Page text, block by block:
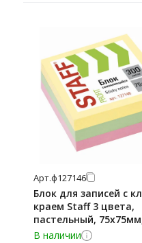
Арт.ф127146
Блок для записей с
краем Staff 3 цвета,
пастельный,
листов
В наличии